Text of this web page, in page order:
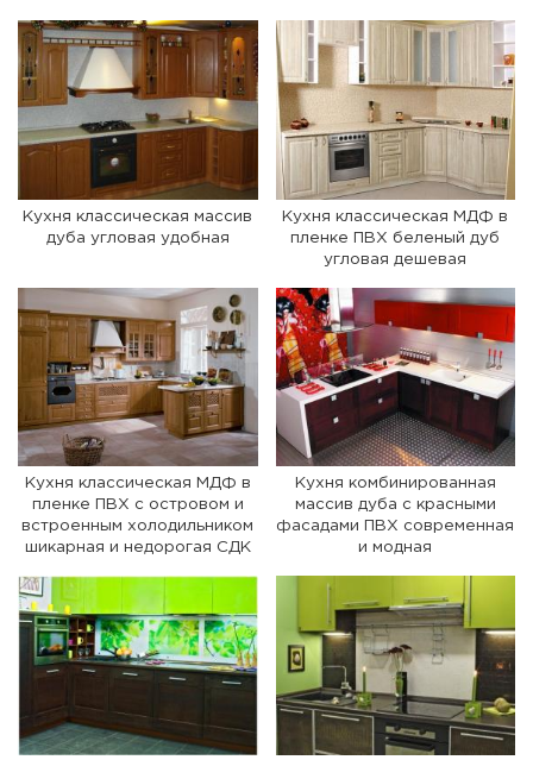
Кухня классическая массив
дуба угловая удобная
Кухня классическая МДФ в
пленке ПВХ беленый дуб
угловая дешевая
Кухня классическая МДФ в
пленке ПВХ с островом и
встроенным холодильником
шикарная и недорогая СДК
Кухня комбинированная
массив дуба с красными
фасадами ПВХ современная
и модная